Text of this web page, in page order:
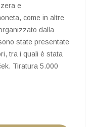
e
come in altre
dalla
state presentate
tra i quali è stata
Tiratura 5.000